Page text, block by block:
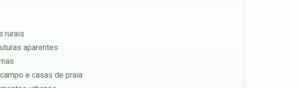
rurais
aparentes
e casas de praia